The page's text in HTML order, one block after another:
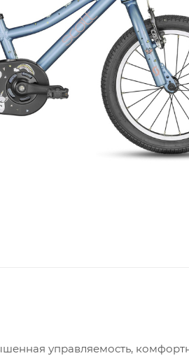
управляемость,